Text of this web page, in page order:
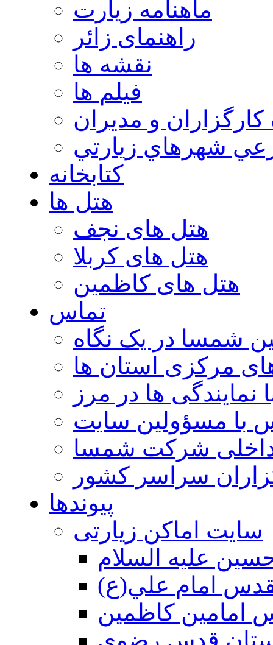
ماهنامه زیارت
راهنمای زائر
نقشه ها
فیلم ها
كارگزاران و مديران
شهرهاي زيارتي
کتابخانه
هتل ها
هتل های نجف
هتل های کربلا
هتل های کاظمین
تماس
شمسا در یک نگاه
مرکزی استان ها
نمایندگی ها در مرز
با مسؤولین سایت
شرکت شمسا
سراسر کشور
پیوندها
سایت اماکن زیارتی
عليه السلام
امام علي(ع)
امامين كاظمين
قدس رضوي